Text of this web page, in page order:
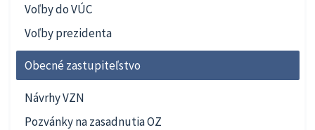
Voľby do VÚC
Voľby prezidenta
Obecné zastupiteľstvo
Návrhy VZN
Pozvánky na zasadnutia OZ